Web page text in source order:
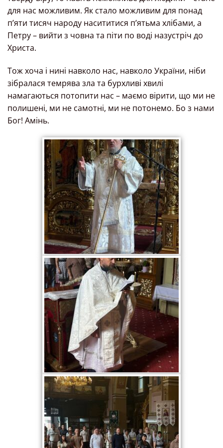
для нас можливим. Як стало можливим для понад
п’яти тисяч народу насититися п’ятьма хлібами, а
Петру – вийти з човна та піти по воді назустріч до
Христа.
Тож хоча і нині навколо нас, навколо України, ніби
зібралася темрява зла та бурхливі хвилі
намагаються потопити нас – маємо вірити, що ми не
полишені, ми не самотні, ми не потонемо. Бо з нами
Бог! Амінь.